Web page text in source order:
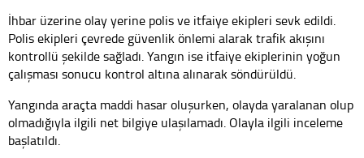
İhbar üzerine olay yerine polis ve itfaiye ekipleri sevk edildi.
Polis ekipleri çevrede güvenlik önlemi alarak trafik akışını
kontrollü şekilde sağladı. Yangın ise itfaiye ekiplerinin yoğun
çalışması sonucu kontrol altına alınarak söndürüldü.
Yangında araçta maddi hasar oluşurken, olayda yaralanan olup
olmadığıyla ilgili net bilgiye ulaşılamadı. Olayla ilgili inceleme
başlatıldı.